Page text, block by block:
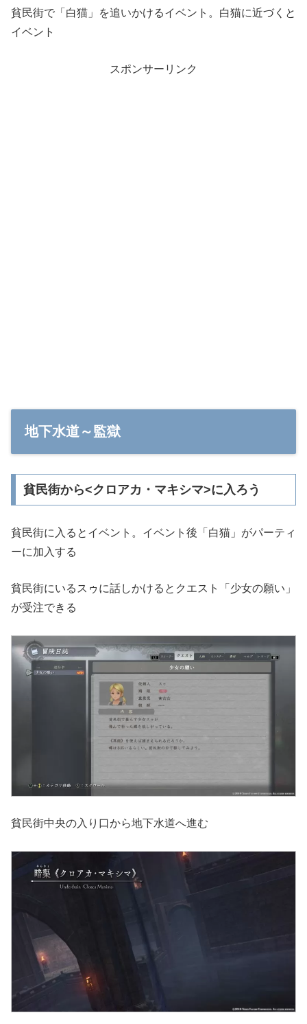
貧民街で「白猫」を追いかけるイベント。白猫に近づくと
イベント
スポンサーリンク
地下水道～監獄
貧民街から<クロアカ・マキシマ>に入ろう
貧民街に入るとイベント。イベント後「白猫」がパーティ
ーに加入する
貧民街にいるスゥに話しかけるとクエスト「少女の願い」
が受注できる
貧民街中央の入り口から地下水道へ進む